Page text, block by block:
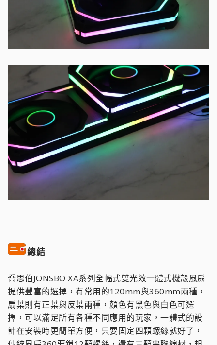
總結
喬思伯JONSBO XA系列全幅式雙光效一體式機殼風扇
提供豐富的選擇，有常用的120mm與360mm兩種，
扇葉則有正葉與反葉兩種，顏色有黑色與白色可選
擇，可以滿足所有各種不同應用的玩家，一體式的設
計在安裝時更簡單方便，只要固定四顆螺絲就好了，